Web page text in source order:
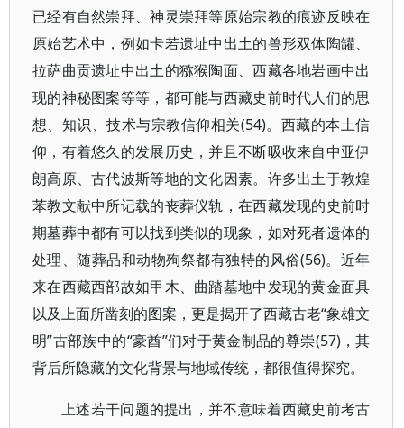
已经有自然崇拜、神灵崇拜等原始宗教的痕迹反映在
原始艺术中，例如卡若遗址中出土的兽形双体陶罐、
拉萨曲贡遗址中出土的猕猴陶面、西藏各地岩画中出
现的神秘图案等等，都可能与西藏史前时代人们的思
想、知识、技术与宗教信仰相关(54)。西藏的本土信
仰，有着悠久的发展历史，并且不断吸收来自中亚伊
朗高原、古代波斯等地的文化因素。许多出土于敦煌
苯教文献中所记载的丧葬仪轨，在西藏发现的史前时
期墓葬中都有可以找到类似的现象，如对死者遗体的
处理、随葬品和动物殉祭都有独特的风俗(56)。近年
来在西藏西部故如甲木、曲踏墓地中发现的黄金面具
以及上面所凿刻的图案，更是揭开了西藏古老“象雄文
明”古部族中的“豪酋”们对于黄金制品的尊崇(57)，其
背后所隐藏的文化背景与地域传统，都很值得探究。
上述若干问题的提出，并不意味着西藏史前考古